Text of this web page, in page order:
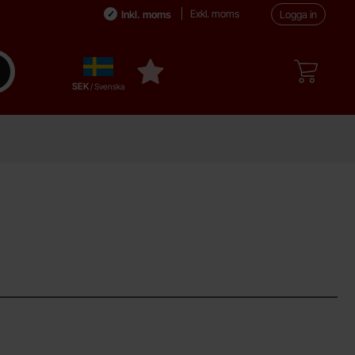
Inkl. moms Exkl. moms Logga in
sökningSverige
,SEK / Svenska
Mina favoriter